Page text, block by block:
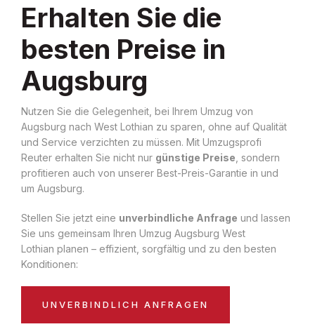
Erhalten Sie die
besten Preise in
Augsburg
Nutzen Sie die Gelegenheit, bei Ihrem Umzug von
Augsburg nach West Lothian zu sparen, ohne auf Qualität
und Service verzichten zu müssen. Mit Umzugsprofi
Reuter erhalten Sie nicht nur günstige Preise , sondern
profitieren auch von unserer Best-Preis-Garantie in und
um Augsburg.
Stellen Sie jetzt eine unverbindliche Anfrage und lassen
Sie uns gemeinsam Ihren Umzug Augsburg West
Lothian planen – effizient, sorgfältig und zu den besten
Konditionen:
UNVERBINDLICH ANFRAGEN